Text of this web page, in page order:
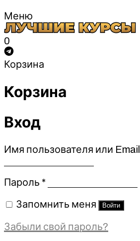
Меню
0
Корзина
Корзина
Вход
Имя пользователя или Email
Пароль *Обязательно
Запомнить меня Войти
Забыли свой пароль?